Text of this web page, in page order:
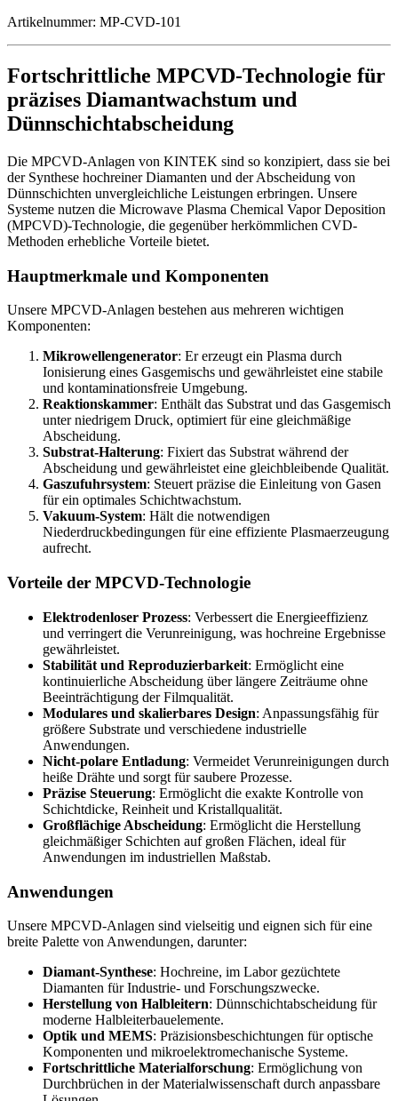
Artikelnummer: MP-CVD-101
Fortschrittliche MPCVD-Technologie für
präzises Diamantwachstum und
Dünnschichtabscheidung
Die MPCVD-Anlagen von KINTEK sind so konzipiert, dass sie bei
der Synthese hochreiner Diamanten und der Abscheidung von
Dünnschichten unvergleichliche Leistungen erbringen. Unsere
Systeme nutzen die Microwave Plasma Chemical Vapor Deposition
(MPCVD)-Technologie, die gegenüber herkömmlichen CVD-
Methoden erhebliche Vorteile bietet.
Hauptmerkmale und Komponenten
Unsere MPCVD-Anlagen bestehen aus mehreren wichtigen
Komponenten:
Mikrowellengenerator: Er erzeugt ein Plasma durch
Ionisierung eines Gasgemischs und gewährleistet eine stabile
und kontaminationsfreie Umgebung.
Reaktionskammer: Enthält das Substrat und das Gasgemisch
unter niedrigem Druck, optimiert für eine gleichmäßige
Abscheidung.
Substrat-Halterung: Fixiert das Substrat während der
Abscheidung und gewährleistet eine gleichbleibende Qualität.
Gaszufuhrsystem: Steuert präzise die Einleitung von Gasen
für ein optimales Schichtwachstum.
Vakuum-System: Hält die notwendigen
Niederdruckbedingungen für eine effiziente Plasmaerzeugung
aufrecht.
Vorteile der MPCVD-Technologie
Elektrodenloser Prozess: Verbessert die Energieeffizienz
und verringert die Verunreinigung, was hochreine Ergebnisse
gewährleistet.
Stabilität und Reproduzierbarkeit: Ermöglicht eine
kontinuierliche Abscheidung über längere Zeiträume ohne
Beeinträchtigung der Filmqualität.
Modulares und skalierbares Design: Anpassungsfähig für
größere Substrate und verschiedene industrielle
Anwendungen.
Nicht-polare Entladung: Vermeidet Verunreinigungen durch
heiße Drähte und sorgt für saubere Prozesse.
Präzise Steuerung: Ermöglicht die exakte Kontrolle von
Schichtdicke, Reinheit und Kristallqualität.
Großflächige Abscheidung: Ermöglicht die Herstellung
gleichmäßiger Schichten auf großen Flächen, ideal für
Anwendungen im industriellen Maßstab.
Anwendungen
Unsere MPCVD-Anlagen sind vielseitig und eignen sich für eine
breite Palette von Anwendungen, darunter:
Diamant-Synthese: Hochreine, im Labor gezüchtete
Diamanten für Industrie- und Forschungszwecke.
Herstellung von Halbleitern: Dünnschichtabscheidung für
moderne Halbleiterbauelemente.
Optik und MEMS: Präzisionsbeschichtungen für optische
Komponenten und mikroelektromechanische Systeme.
Fortschrittliche Materialforschung: Ermöglichung von
Durchbrüchen in der Materialwissenschaft durch anpassbare